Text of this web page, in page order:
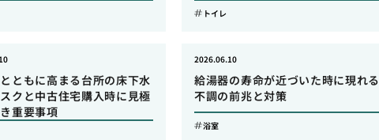
トイレ
ともに高まる台所の床下水
クと中古住宅購入時に見極
重要事項
給湯器の寿命が近づいた時に現れる
不調の前兆と対策
2026.06.10
浴室